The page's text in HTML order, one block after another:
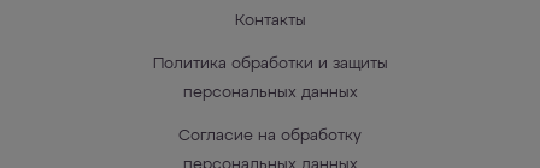
Контакты
Политика обработки и защиты
персональных данных
Согласие на обработку